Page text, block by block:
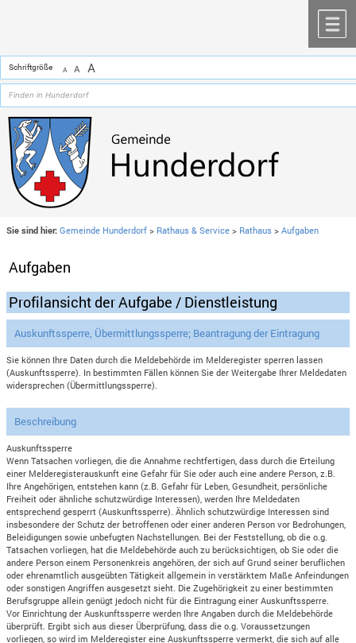
Schriftgröße A A A
Sie sind hier: Gemeinde Hunderdorf > Rathaus & Service > Rathaus >Aufgaben
Aufgaben
Profilansicht der Aufgabe / Dienstleistung
Auskunftssperre, Übermittlungssperre; Beantragung der Eintragung
Sie können Ihre Daten durch die Meldebehörde im Melderegister sperren lassen
(Auskunftssperre). In bestimmten Fällen können Sie der Weitergabe Ihrer Meldedaten
widersprechen (Übermittlungssperre).
Beschreibung
Auskunftssperre
Wenn Tatsachen vorliegen, die die Annahme rechtfertigen, dass durch die Erteilung
einer Melderegisterauskunft eine Gefahr für Sie oder auch eine andere Person, z.B.
Ihre Angehörigen, entstehen kann (z.B. Gefahr für Leben, Gesundheit, persönliche
Freiheit oder ähnliche schutzwürdige Interessen), werden Ihre Meldedaten
entsprechend gesperrt (Auskunftssperre). Ähnlich schutzwürdige Interessen sind
insbesondere der Schutz der betroffenen oder einer anderen Person vor Bedrohungen,
Beleidigungen sowie unbefugten Nachstellungen. Bei der Feststellung, ob die o.g.
Tatsachen vorliegen, hat die Meldebehörde auch zu berücksichtigen, ob Sie oder die
andere Person einem Personenkreis angehören, der sich auf Grund seiner beruflichen
oder ehrenamtlich ausgeübten Tätigkeit allgemein in verstärktem Maße Anfeindungen
oder sonstigen Angriffen ausgesetzt sieht. Die Zugehörigkeit zu einer bestimmten
Berufsgruppe allein genügt jedoch nicht für die Eintragung einer Auskunftssperre.
Vor Einrichtung der Auskunftssperre werden Ihre Angaben durch die Meldebehörde
überprüft. Ergibt sich aus dieser Überprüfung, dass die o.g. Voraussetzungen
vorliegen, so wird im Melderegister eine Auskunftssperre vermerkt, die sich auf alle